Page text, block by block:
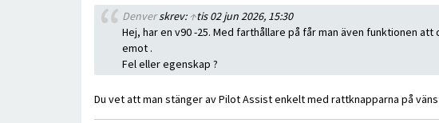
Denverskrev:↑tis 02 jun 2026, 15:30
Hej, har en v90 -25. Med farthållare på får man även funktionen
emot .
Fel eller egenskap ?
Du vet att man stänger av Pilot Assist enkelt med rattknapparna på